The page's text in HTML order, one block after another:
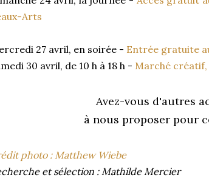
Arts
27 avril, en soirée - Entrée gratuite
30 avril, de 10 h à 18 h - Marché
Avez-vous d'autres
à nous proposer pour
photo : Matthew Wiebe
et sélection : Mathilde Mercier